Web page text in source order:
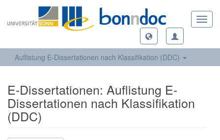
Auflistung E-Dissertationen nach Klassifikation (DDC)
E-Dissertationen: Auflistung E-
Dissertationen nach Klassifikation
(DDC)